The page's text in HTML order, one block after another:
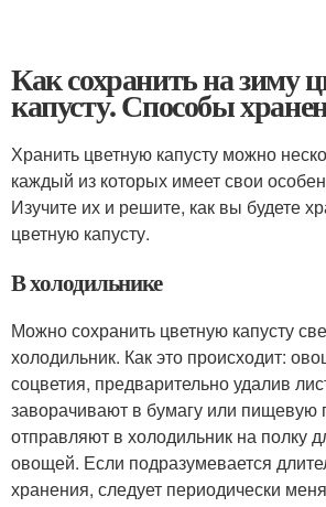
Как сохранить на зиму
капусту. Способы
Хранить цветную капусту можно
каждый из которых имеет свои
Изучите их и решите, как вы будете
цветную капусту.
В холодильнике
Можно сохранить цветную капусту
холодильник. Как это происходит:
соцветия, предварительно удалив
заворачивают в бумагу или пищевую
отправляют в холодильник на полку
овощей. Если подразумевается
хранения, следует периодически